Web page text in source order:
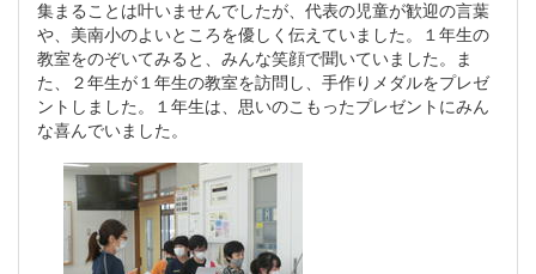
集まることは叶いませんでしたが、代表の児童が歓迎の言葉
や、美南小のよいところを優しく伝えていました。１年生の
教室をのぞいてみると、みんな笑顔で聞いていました。ま
た、２年生が１年生の教室を訪問し、手作りメダルをプレゼ
ントしました。１年生は、思いのこもったプレゼントにみん
な喜んでいました。